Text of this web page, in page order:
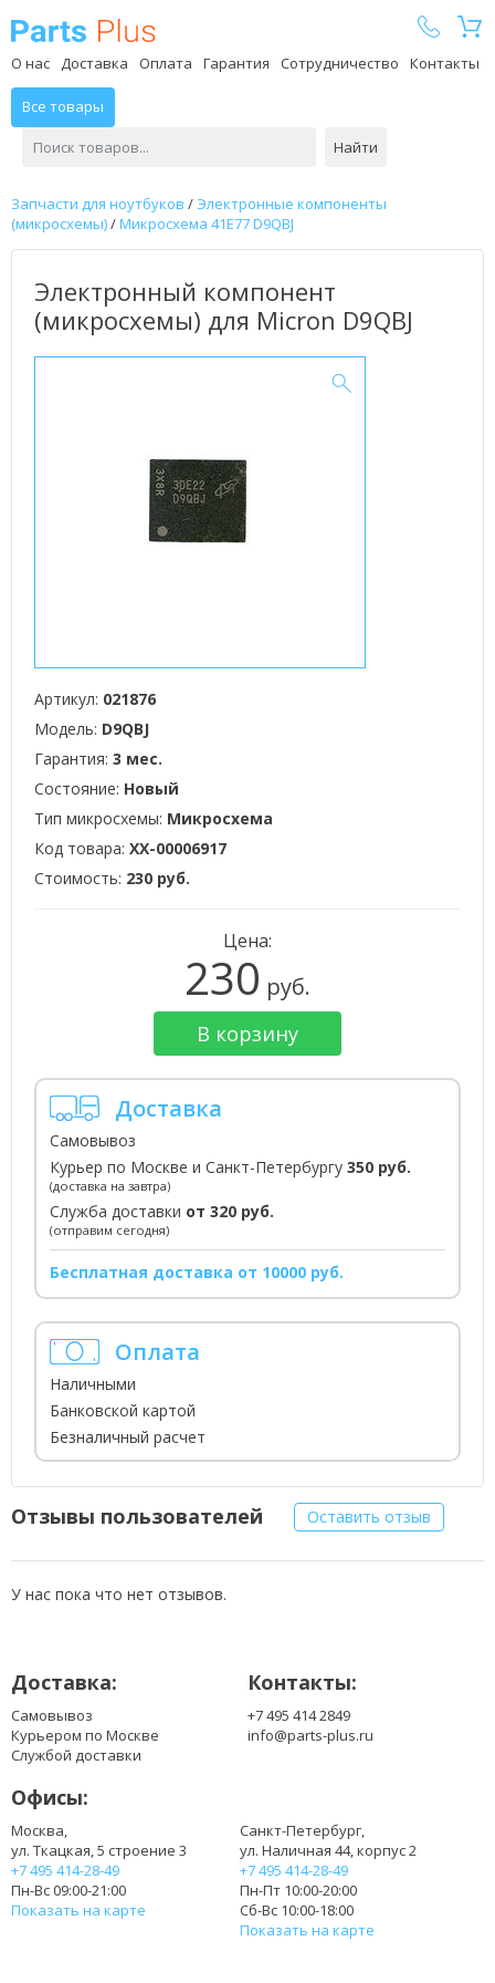
О нас Доставка Оплата Гарантия Сотрудничество Контакты
Все товары
Найти
Запчасти для ноутбуков / Электронные компоненты
(микросхемы)/Микросхема 41E77 D9QBJ
Электронный компонент
(микросхемы) для Micron D9QBJ
Артикул: 021876
Модель: D9QBJ
Гарантия: 3 мес.
Состояние: Новый
Тип микросхемы: Микросхема
Код товара: XX-00006917
Стоимость: 230 руб.
Цена:
230 руб.
В корзину
Доставка
Самовывоз
Курьер по Москве и Санкт-Петербургу 350 руб.
(доставка на завтра)
Служба доставки от 320 руб.
(отправим сегодня)
Бесплатная доставка от 10000 руб.
Оплата
Наличными
Банковской картой
Безналичный расчет
Отзывы пользователей Оставить отзыв
У нас пока что нет отзывов.
Доставка:
Самовывоз
Курьером по Москве
Службой доставки
Контакты:
+7 495 414 2849
info@parts-plus.ru
Офисы:
Москва,
ул. Ткацкая, 5 строение 3
+7 495 414-28-49
Пн-Вс 09:00-21:00
Показать на карте
Санкт-Петербург,
ул. Наличная 44, корпус 2
+7 495 414-28-49
Пн-Пт 10:00-20:00
Сб-Вс 10:00-18:00
Показать на карте